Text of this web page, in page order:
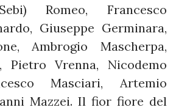
Romeo, Francesco
Giuseppe Germinara,
Ambrogio Mascherpa,
Pietro Vrenna, Nicodemo
Masciari, Artemio
Mazzei. Il fior fiore del